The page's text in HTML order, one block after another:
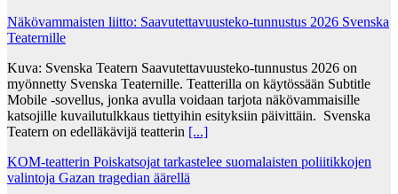
Näkövammaisten liitto: Saavutettavuusteko-tunnustus 2026 Svenska
Teaternille
Kuva: Svenska Teatern Saavutettavuusteko-tunnustus 2026 on
myönnetty Svenska Teaternille. Teatterilla on käytössään Subtitle
Mobile -sovellus, jonka avulla voidaan tarjota näkövammaisille
katsojille kuvailutulkkaus tiettyihin esityksiin päivittäin. Svenska
Teatern on edelläkävijä teatterin [...]
KOM-teatterin Poiskatsojat tarkastelee suomalaisten poliitikkojen
valintoja Gazan tragedian äärellä